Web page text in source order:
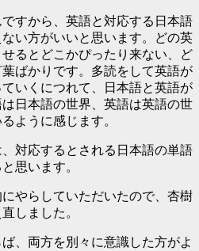
すから、英語と対応する日本語
い方がいいと思います。どの英
るとどこかぴったり来ない、ど
ばかりです。多読をして英語が
いくにつれて、日本語と英語が
日本語の世界、英語は英語の世
ように感じます。
対応するとされる日本語の単語
思います。
やらしていただいたので、杏樹
しました。
、両方を別々に意識した方がよ